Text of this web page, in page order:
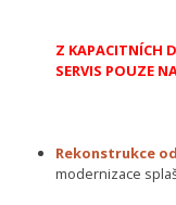
Z KAPACITNÍCH
SERVIS POUZE
Rekonstrukce
modernizace